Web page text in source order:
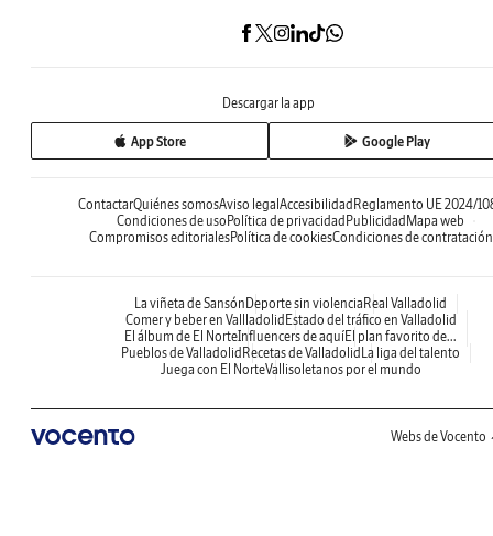
Descargar la app
App Store Google Play
ContactarQuiénes somosAviso legal Accesibilidad Reglamento UE 2024/
Condiciones de uso Política de privacidad Publicidad Mapa web
Compromisos editorialesPolítica de cookiesCondiciones de contratación
La viñeta de Sansón Deporte sin violencia Real Valladolid
Comer y beber en Vallladolid Estado del tráfico en Valladolid
El álbum de El NorteInfluencers de aquíEl plan favorito de...
Pueblos de Valladolid Recetas de Valladolid La liga del talento
Juega con El NorteVallisoletanos por el mundo
Webs de Vocento